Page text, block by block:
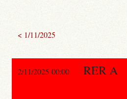
< 1/11/2025
2/11/2025 00:00 RER A